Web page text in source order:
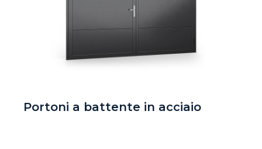
Portoni a battente in acciaio